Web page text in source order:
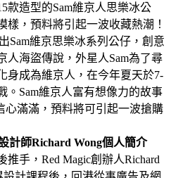
款造型的Sam維京人思樂冰公
樣，預料將引起一波收藏熱潮！
Sam維京思樂冰系列公仔，創意
人海盜傳說，外星人Sam為了尋
身成為維京人，在今年夏天於7-
。Sam維京人富有想像力的故事
心滿滿，預料將可引起一波搶購
計師Richard Wong個人簡介
手，Red Magic創辦人Richard